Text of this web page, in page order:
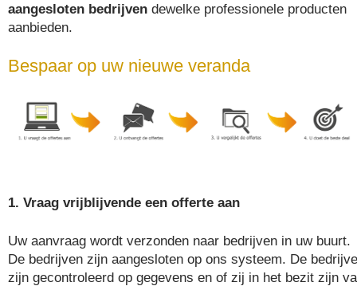
aangesloten bedrijven dewelke professionele producten
aanbieden.
Bespaar op uw nieuwe veranda
1. Vraag vrijblijvende een offerte aan
Uw aanvraag wordt verzonden naar bedrijven in uw buurt.
De bedrijven zijn aangesloten op ons systeem. De
zijn gecontroleerd op gegevens en of zij in het bezit zijn